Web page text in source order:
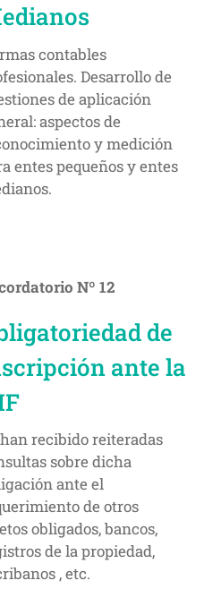
contables
Desarrollo de
de aplicación
aspectos de
y medición
entes pequeños y entes
Nº 12
de
ante la
recibido reiteradas
sobre dicha
ante el
de otros
obligados, bancos,
de la propiedad,
, etc.